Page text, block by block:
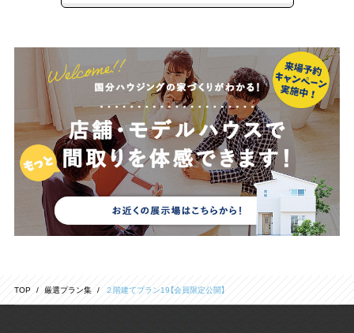
TOP 厳選プラン集 ２階建てプラン19【会員限定公開】